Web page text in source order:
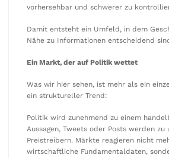
vorhersehbar und schwerer zu
Damit entsteht ein Umfeld, in dem
Nähe zu Informationen entscheidend
Ein Markt, der auf Politik wettet
Was wir hier sehen, ist mehr als ein
ein struktureller Trend:
Politik wird zunehmend zu einem
Aussagen, Tweets oder Posts werden
Preistreibern. Märkte reagieren nicht
wirtschaftliche Fundamentaldaten,